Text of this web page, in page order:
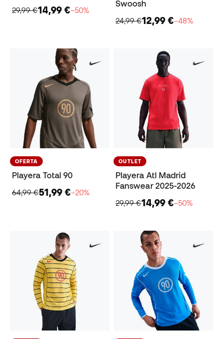
29,99 €14,99 €−50%
Swoosh
24,99 €12,99 €−48%
OFERTA
Playera Total 90
64,99 €51,99 €−20%
OUTLET
Playera Atl Madrid
Fanswear 2025-2026
29,99 €14,99 €−50%